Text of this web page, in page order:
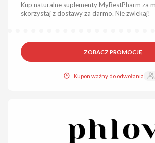
Kup naturalne suplementy MyBestPharm za
skorzystaj z dostawy za darmo. Nie zwlekaj!
ZOBACZ PROMOCJĘ
Kupon ważny do odwołania